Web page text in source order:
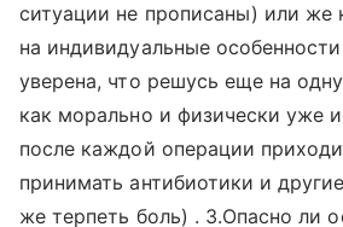
ситуации не прописаны) или же
на индивидуальные
уверена, что решусь еще на
как морально и физически уже
после каждой операции
принимать антибиотики и
же терпеть боль) . 3.Опасно ли